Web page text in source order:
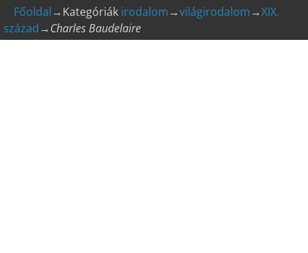
Főoldal→Kategóriák irodalom→világirodalom→XIX.
század→Charles Baudelaire